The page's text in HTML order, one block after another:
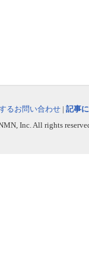
るお問い合わせ | 記事
Inc. All rights